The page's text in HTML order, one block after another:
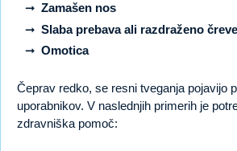
Zamašen nos
Slaba prebava ali razdraženo
Omotica
Čeprav redko, se resni tveganja pojavijo
uporabnikov. V naslednjih primerih je
zdravniška pomoč: